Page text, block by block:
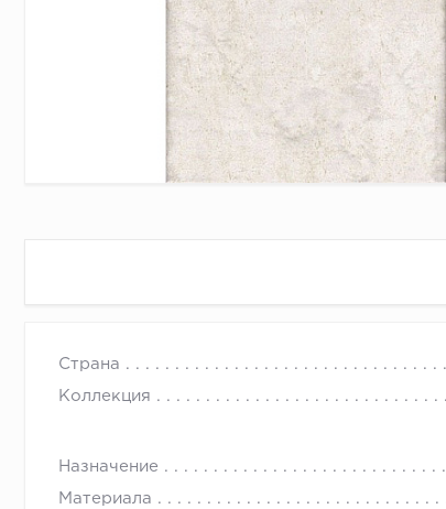
Страна
Коллекция
Назначение
Материала